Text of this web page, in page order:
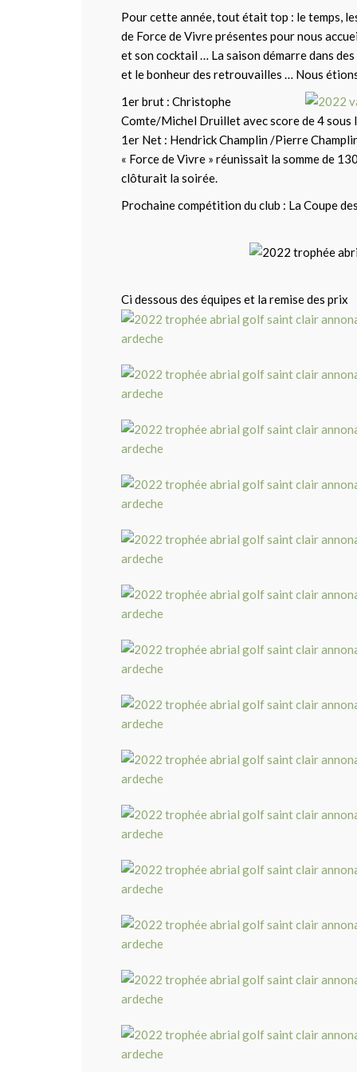
Pour cette année, tout était top : le temps,
de Force de Vivre présentes pour nous
et son cocktail … La saison démarre dans
et le bonheur des retrouvailles … Nous
1er brut : Christophe
Comte/Michel Druillet avec score de 4 sous
1er Net : Hendrick Champlin /Pierre
« Force de Vivre » réunissait la somme de
clôturait la soirée.
Prochaine compétition du club : La Coupe
Ci dessous des équipes et la remise des prix